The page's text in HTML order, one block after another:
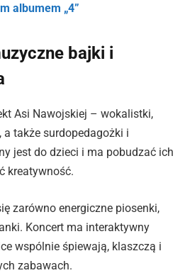
albumem „4”
bajki i
Asi Nawojskiej – wokalistki,
także surdopedagożki i
jest do dzieci i ma pobudzać ich
kreatywność.
zarówno energiczne piosenki,
Koncert ma interaktywny
wspólnie śpiewają, klaszczą i
zabawach.